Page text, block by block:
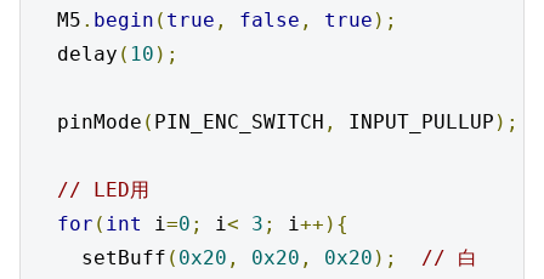
  M5
. begin ( true , false , true );
  delay
( 10 );
  pinMode
( PIN_ENC_SWITCH , INPUT_PULLUP );
// LED用
for ( int i=0 ; i< 3 ; i++){
    setBuff
( 0x20 , 0x20 , 0x20 );
// 白